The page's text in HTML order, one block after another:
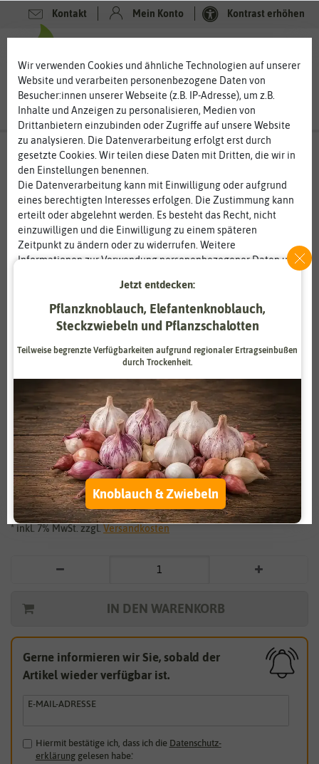
Kontakt Mein Konto Kontrast erhöhen
Vergrößern durch berühren
BIO Bunte Salatplatte Saatplatte
3,25 €
*
* inkl. 7% MwSt. zzgl.Versandkosten
IN DEN WARENKORB
Gerne informieren wir Sie, sobald der
Artikel wieder verfügbar ist.
E-MAIL-ADRESSE
Hiermit bestätige ich, dass ich die Daten­schutz­
erklärunggelesen habe.*
Wir verwenden Cookies und ähnliche Technologien auf unserer
Website und verarbeiten personenbezogene Daten von
Besucher:innen unserer Webseite (z.B. IP-Adresse), um z.B.
Inhalte und Anzeigen zu personalisieren, Medien von
Drittanbietern einzubinden oder Zugriffe auf unsere Website
zu analysieren. Die Datenverarbeitung erfolgt erst durch
gesetzte Cookies. Wir teilen diese Daten mit Dritten, die wir in
den Einstellungen benennen.
Die Datenverarbeitung kann mit Einwilligung oder aufgrund
eines berechtigten Interesses erfolgen. Die Zustimmung kann
erteilt oder abgelehnt werden. Es besteht das Recht, nicht
einzuwilligen und die Einwilligung zu einem späteren
Zeitpunkt zu ändern oder zu widerrufen. Weitere
Informationen zur Verwendung personenbezogener Daten und
Essenziell Statistik
Funktional
Weitere Einstellungen
Alle akzeptieren
Alle ablehnen
Auswahl akzeptieren
Jetzt entdecken:
Pflanzknoblauch, Elefantenknoblauch,
Steckzwiebeln und Pflanzschalotten
Teilweise begrenzte Verfügbarkeiten aufgrund regionaler Ertragseinbußen
durch Trockenheit.
Knoblauch & Zwiebeln